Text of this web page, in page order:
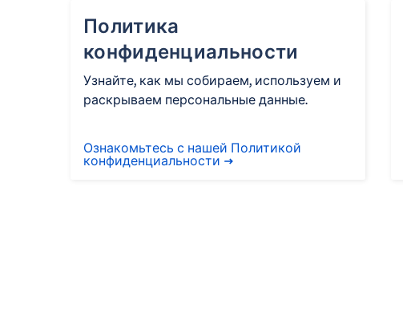
Политика
конфиденциальности
Узнайте, как мы собираем, используем и
раскрываем персональные данные.
Ознакомьтесь с нашей Политикой
конфиденциальности